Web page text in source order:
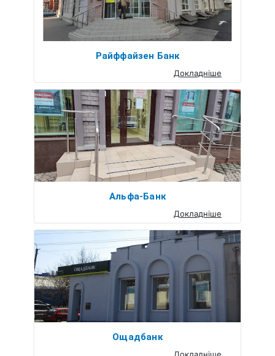
Райффайзен Банк
Докладніше
Альфа-Банк
Докладніше
Ощадбанк